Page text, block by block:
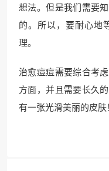
想法。但是我们需要
的。所以，要耐心地
理。
治愈痘痘需要综合考
方面，并且需要长久
有一张光滑美丽的皮肤！